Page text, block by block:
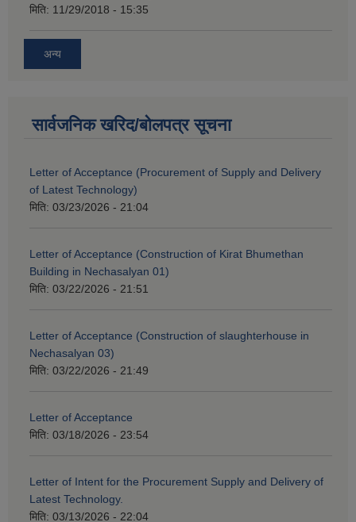
मिति: 11/29/2018 - 15:35
अन्य
सार्वजनिक खरिद/बोलपत्र सूचना
Letter of Acceptance (Procurement of Supply and Delivery
of Latest Technology)
मिति: 03/23/2026 - 21:04
Letter of Acceptance (Construction of Kirat Bhumethan
Building in Nechasalyan 01)
मिति: 03/22/2026 - 21:51
Letter of Acceptance (Construction of slaughterhouse in
Nechasalyan 03)
मिति: 03/22/2026 - 21:49
Letter of Acceptance
मिति: 03/18/2026 - 23:54
Letter of Intent for the Procurement Supply and Delivery of
Latest Technology.
मिति: 03/13/2026 - 22:04